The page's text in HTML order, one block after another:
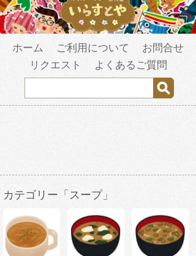
ホーム ご利用について
お問合せ
リクエスト
よくあるご質問
カテゴリー「スープ」